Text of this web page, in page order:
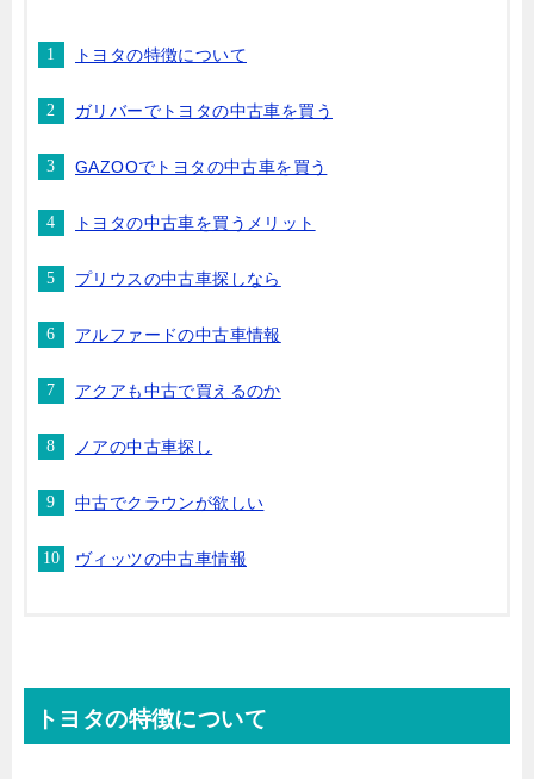
トヨタの特徴について
ガリバーでトヨタの中古車を買う
GAZOOでトヨタの中古車を買う
トヨタの中古車を買うメリット
プリウスの中古車探しなら
アルファードの中古車情報
アクアも中古で買えるのか
ノアの中古車探し
中古でクラウンが欲しい
ヴィッツの中古車情報
トヨタの特徴について